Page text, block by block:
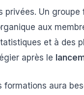
privées. Un
aux
et à des
après le
formations aura